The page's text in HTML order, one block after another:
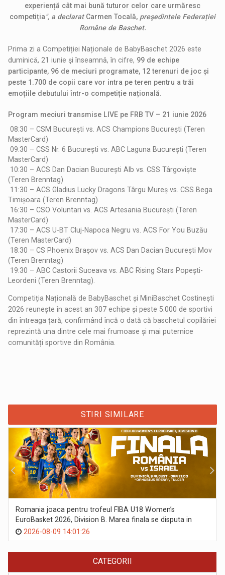
experiență cât mai bună tuturor celor care urmăresc
competiția", a declarat Carmen Tocală, preşedintele Federației
Române de Baschet.
Prima zi a Competiției Naționale de BabyBaschet 2026 este
duminicǎ, 21 iunie şi înseamnă, în cifre, 99 de echipe
participante, 96 de meciuri programate, 12 terenuri de joc și
peste 1.700 de copii care vor intra pe teren pentru a trăi
emoțiile debutului într-o competiție națională.
Program meciuri transmise LIVE pe FRB TV – 21 iunie 2026
08:30 – CSM București vs. ACS Champions București (Teren
MasterCard)
09:30 – CSS Nr. 6 București vs. ABC Laguna București (Teren
MasterCard)
10:30 – ACS Dan Dacian București Alb vs. CSS Târgoviște
(Teren Brenntag)
11:30 – ACS Gladius Lucky Dragons Târgu Mureș vs. CSS Bega
Timișoara (Teren Brenntag)
16:30 – CSO Voluntari vs. ACS Artesania București (Teren
MasterCard)
17:30 – ACS U-BT Cluj-Napoca Negru vs. ACS For You Buzău
(Teren MasterCard)
18:30 – CS Phoenix Brașov vs. ACS Dan Dacian București Mov
(Teren Brenntag)
19:30 – ABC Castorii Suceava vs. ABC Rising Stars Popești-
Leordeni (Teren Brenntag).
Competiția Națională de BabyBaschet și MiniBaschet Costinești
2026 reunește în acest an 307 echipe și peste 5.000 de sportivi
din întreaga țară, confirmând încă o dată că baschetul copilăriei
reprezintă una dintre cele mai frumoase și mai puternice
comunități sportive din România.
STIRI SIMILARE
Romania joaca pentru trofeul FIBA U18 Women’s
EuroBasket 2026, Division B. Marea finala se disputa in
aceasta seara la Tulcea
2026-08-09 14:01:26
CATEGORII